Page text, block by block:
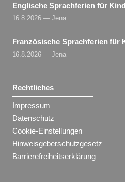
Englische Sprachferien für
16.8.2026 — Jena
Französische Sprachferien für
16.8.2026 — Jena
Rechtliches
Impressum
Datenschutz
Cookie-Einstellungen
Hinweisgeberschutzgesetz
Barrierefreiheitserklärung